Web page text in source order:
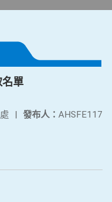
名單
發布人： AHSFE117
|